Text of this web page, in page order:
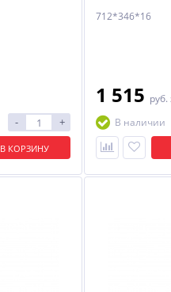
- +
В КОРЗИНУ
712*346*16
1 515 руб.
В наличии